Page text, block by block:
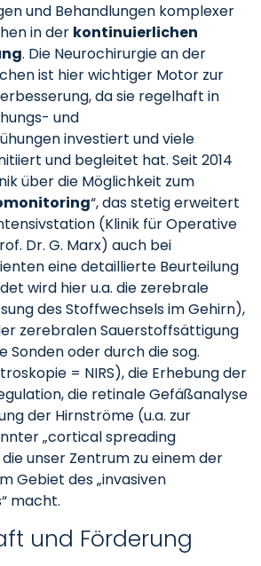
und Behandlungen komplexer
in der kontinuierlichen
. Die Neurochirurgie an der
ist hier wichtiger Motor zur
da sie regelhaft in
und
investiert und viele
und begleitet hat. Seit 2014
über die Möglichkeit zum
“, das stetig erweitert
(Klinik für Operative
Dr. G. Marx) auch bei
eine detaillierte Beurteilung
wird hier u.a. die zerebrale
des Stoffwechsels im Gehirn),
zerebralen Sauerstoffsättigung
Sonden oder durch die sog.
= NIRS), die Erhebung der
die retinale Gefäßanalyse
der Hirnströme (u.a. zur
„cortical spreading
unser Zentrum zu einem der
Gebiet des „invasiven
macht.
und Förderung